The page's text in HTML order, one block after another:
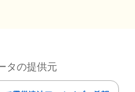
タの提供元